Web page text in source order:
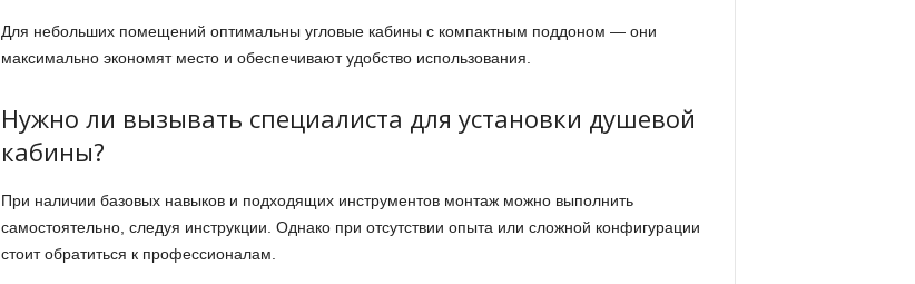
Для небольших помещений оптимальны угловые кабины с компактным поддоном — они
максимально экономят место и обеспечивают удобство использования.
Нужно ли вызывать специалиста для установки душевой
кабины?
При наличии базовых навыков и подходящих инструментов монтаж можно выполнить
самостоятельно, следуя инструкции. Однако при отсутствии опыта или сложной конфигурации
стоит обратиться к профессионалам.